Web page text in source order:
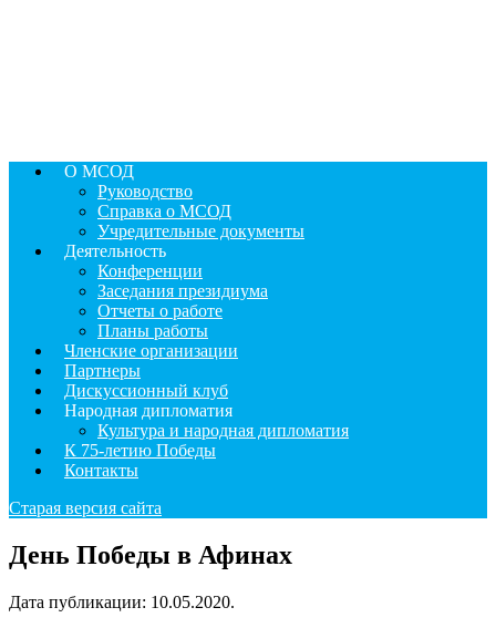
О МСОД
Руководство
Справка о МСОД
Учредительные документы
Деятельность
Конференции
Заседания президиума
Отчеты о работе
Планы работы
Членские организации
Партнеры
Дискуссионный клуб
Народная дипломатия
Культура и народная дипломатия
К 75-летию Победы
Контакты
Старая версия сайта
День Победы в Афинах
Дата публикации: 10.05.2020.